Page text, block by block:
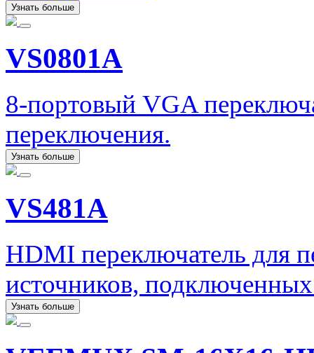
Узнать больше
VS0801A
8-портовый VGA
переключения.
Узнать больше
VS481A
HDMI переключатель для
источников,
Узнать больше